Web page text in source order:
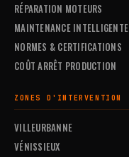
RÉPARATION MOTEURS
MAINTENANCE INTELLIGENTE
NORMES & CERTIFICATIONS
COÛT ARRÊT PRODUCTION
ZONES D'INTERVENTION
VILLEURBANNE
VÉNISSIEUX